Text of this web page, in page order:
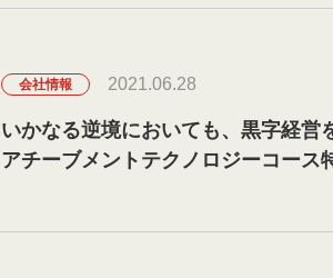
会社情報 2021.06.28
いかなる逆境においても、黒字経
アチーブメントテクノロジーコース